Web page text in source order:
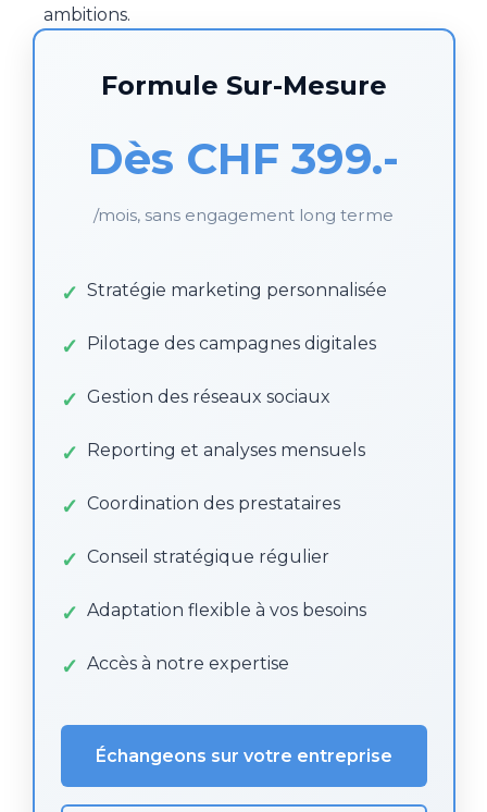
ambitions.
Formule Sur-Mesure
Dès CHF 399.-
/mois, sans engagement long terme
Stratégie marketing personnalisée
Pilotage des campagnes digitales
Gestion des réseaux sociaux
Reporting et analyses mensuels
Coordination des prestataires
Conseil stratégique régulier
Adaptation flexible à vos besoins
Accès à notre expertise
Échangeons sur votre entreprise